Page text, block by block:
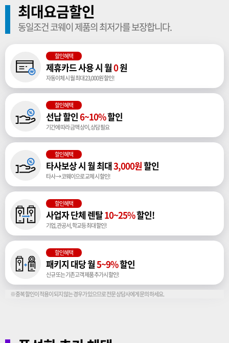
최대요금할인
동일조건 코웨이 제품의 최저가를 보장합니다.
할인혜택
제휴카드 사용 시 월0원
자동이체 시 월 최대 23,000원 할인!
할인혜택
선납 할인6~10%할인
기간에 따라 금액 상이, 상담 필요
할인혜택
타사보상 시 월 최대3,000원할인
타사 → 코웨이으로 교체 시 할인!
할인혜택
사업자 단체 렌탈10~25%할인!
기업, 관공서, 학교등 최대 할인!
할인혜택
패키지 대당 월5~9%할인
신규 또는 기존고객 제품 추가시 할인!
※중복 할인이 적용이 되지 않는 경우가 있으므로 전문 상담사에게 문의 하세요.